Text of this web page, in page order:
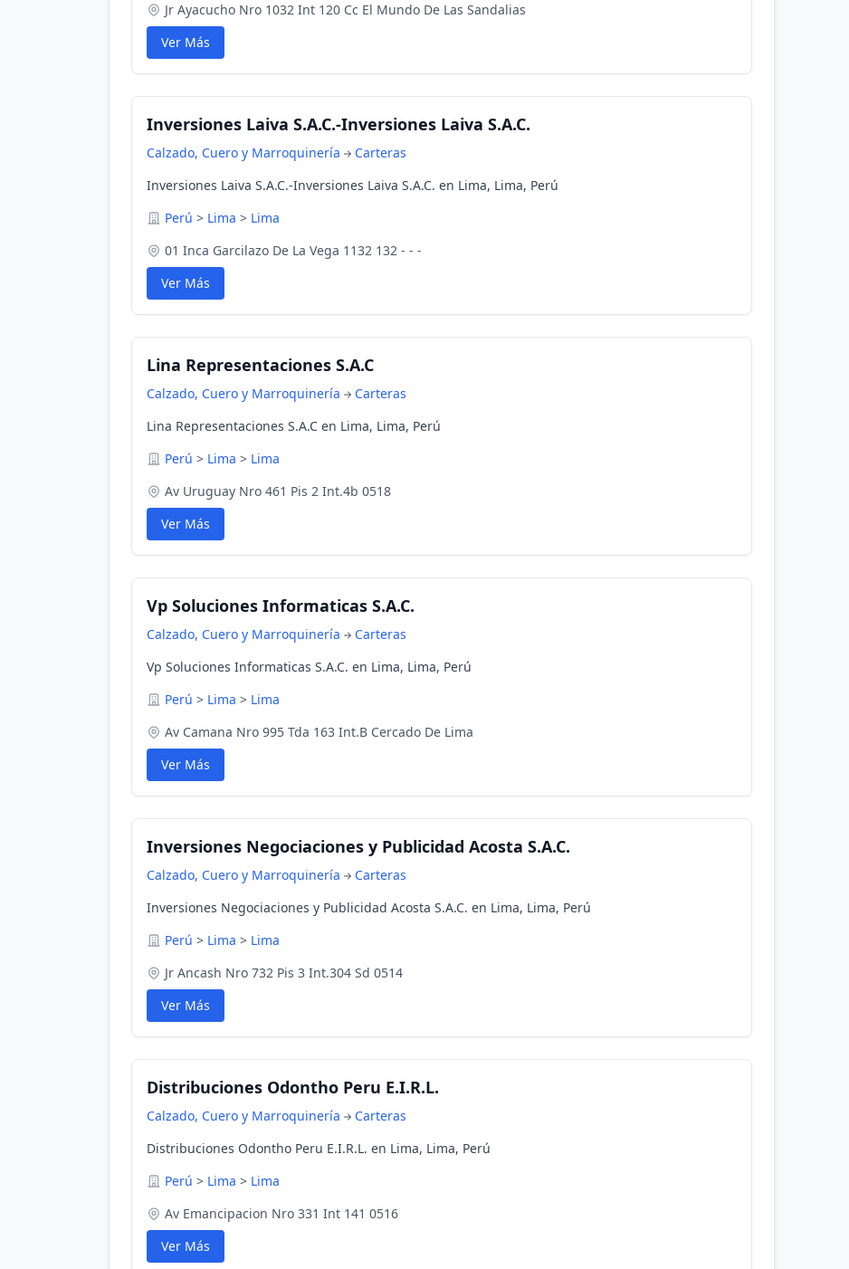
Jr Ayacucho Nro 1032 Int 120 Cc El Mundo De Las Sandalias
Ver Más
Inversiones Laiva S.A.C.-Inversiones Laiva S.A.C.
Calzado, Cuero y Marroquinería
Carteras
Inversiones Laiva S.A.C.-Inversiones Laiva S.A.C. en Lima, Lima, Perú
Perú > Lima > Lima
01 Inca Garcilazo De La Vega 1132 132 - - -
Ver Más
Lina Representaciones S.A.C
Calzado, Cuero y Marroquinería
Carteras
Lina Representaciones S.A.C en Lima, Lima, Perú
Perú > Lima > Lima
Av Uruguay Nro 461 Pis 2 Int.4b 0518
Ver Más
Vp Soluciones Informaticas S.A.C.
Calzado, Cuero y Marroquinería
Carteras
Vp Soluciones Informaticas S.A.C. en Lima, Lima, Perú
Perú > Lima > Lima
Av Camana Nro 995 Tda 163 Int.B Cercado De Lima
Ver Más
Inversiones Negociaciones y Publicidad Acosta S.A.C.
Calzado, Cuero y Marroquinería
Carteras
Inversiones Negociaciones y Publicidad Acosta S.A.C. en Lima, Lima, Perú
Perú > Lima > Lima
Jr Ancash Nro 732 Pis 3 Int.304 Sd 0514
Ver Más
Distribuciones Odontho Peru E.I.R.L.
Calzado, Cuero y Marroquinería
Carteras
Distribuciones Odontho Peru E.I.R.L. en Lima, Lima, Perú
Perú > Lima > Lima
Av Emancipacion Nro 331 Int 141 0516
Ver Más